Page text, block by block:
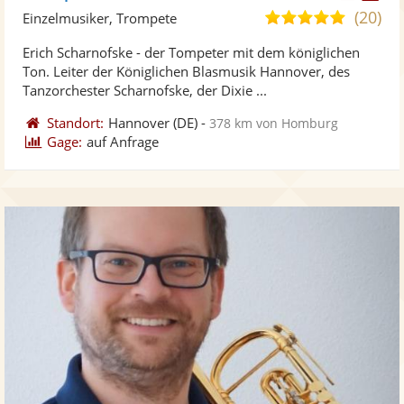
Fotos
5,0
5
(20)
Einzelmusiker, Trompete
Erich Scharnofske - der Tompeter mit dem königlichen
Ton. Leiter der Königlichen Blasmusik Hannover, des
Tanzorchester Scharnofske, der Dixie ...
Standort: Hannover (DE) -378 km von Homburg
Gage: auf Anfrage